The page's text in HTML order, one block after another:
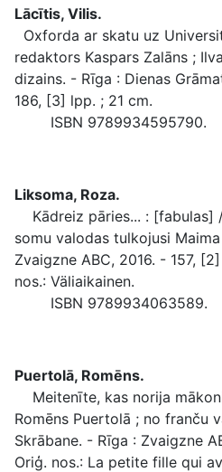
Lācītis, Vilis.
Oxforda ar skatu uz
redaktors Kaspars Zalāns ;
dizains. - Rīga : Dienas
186, [3] lpp. ; 21 cm.
ISBN 9789934595790.
Liksoma, Roza.
Kādreiz pāries... : [fabulas]
somu valodas tulkojusi
Zvaigzne ABC, 2016. - 157,
nos.: Väliaikainen.
ISBN 9789934063589.
Puertolā, Romēns.
Meitenīte, kas norija
Romēns Puertolā ; no franču
Skrābane. - Rīga : Zvaigzne
Oriģ. nos.: La petite fille qui